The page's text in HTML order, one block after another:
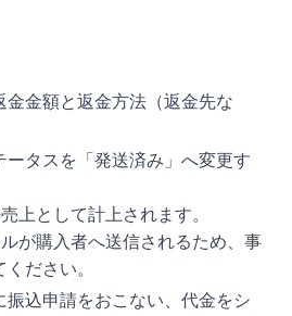
金金額と返金方法（返金先な
ータスを「発送済み」へ変更す
上として計上されます。
が購入者へ送信されるため、事
ださい。
振込申請をおこない、代金をシ